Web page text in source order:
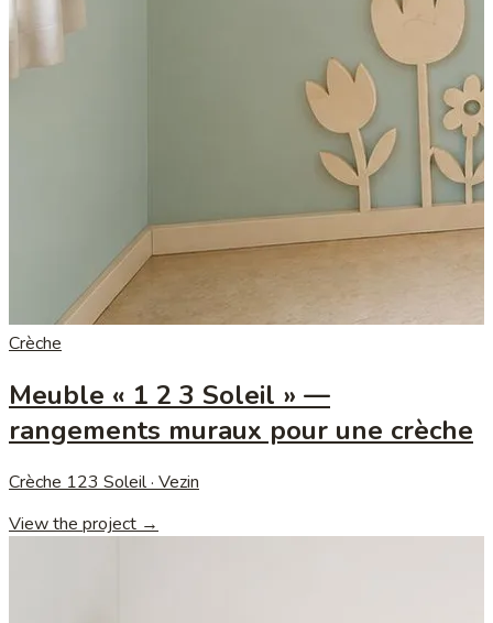
Crèche
Meuble « 1 2 3 Soleil » —
rangements muraux pour une crèche
Crèche 123 Soleil · Vezin
View the project →